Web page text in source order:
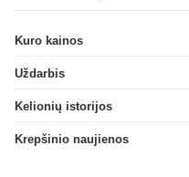
Kuro kainos
Uždarbis
Kelionių istorijos
Krepšinio naujienos